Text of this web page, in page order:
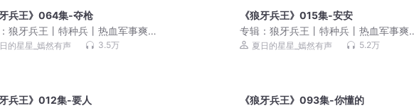
牙兵王》064集-夺枪
狼牙兵王丨特种兵丨热血军事爽
佣兵丨战争幻想丨多人有声剧
的星星_嫣然有声 3.5万
《狼牙兵王》015集-安安
专辑：狼牙兵王丨特种兵丨热血军事爽
文丨雇佣兵丨战争幻想丨多人有声剧
夏日的星星_嫣然有声 5.2万
牙兵王》012集-要人
《狼牙兵王》093集-你懂的